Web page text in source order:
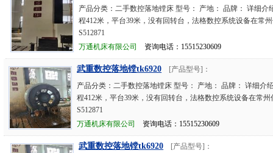
产品分类：二手数控落地镗床 型号： 产地： 品牌： 详细介
程412米，平台39米，没有回转台，法格数控系统设备在常
S512871
万通机床有限公司
资询电话：15515230609
武重数控落地镗tk6920
[产品型号]：
产品分类：二手数控落地镗床 型号： 产地： 品牌： 详细介
程412米，平台39米，没有回转台，法格数控系统设备在常州
S512871
万通机床有限公司
资询电话：15515230609
武重数控落地镗tk6920
[产品型号]：